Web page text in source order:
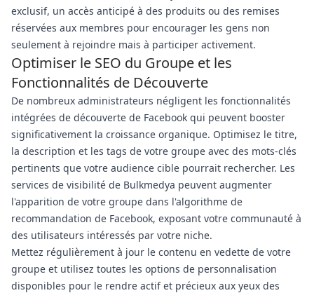
exclusif, un accès anticipé à des produits ou des remises
réservées aux membres pour encourager les gens non
seulement à rejoindre mais à participer activement.
Optimiser le SEO du Groupe et les
Fonctionnalités de Découverte
De nombreux administrateurs négligent les fonctionnalités
intégrées de découverte de Facebook qui peuvent booster
significativement la croissance organique. Optimisez le titre,
la description et les tags de votre groupe avec des mots-clés
pertinents que votre audience cible pourrait rechercher. Les
services de visibilité de Bulkmedya peuvent augmenter
l'apparition de votre groupe dans l'algorithme de
recommandation de Facebook, exposant votre communauté à
des utilisateurs intéressés par votre niche.
Mettez régulièrement à jour le contenu en vedette de votre
groupe et utilisez toutes les options de personnalisation
disponibles pour le rendre actif et précieux aux yeux des